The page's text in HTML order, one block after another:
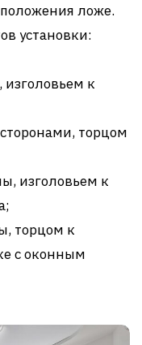
ложе.
установки:
изголовьем к
торцом
изголовьем к
торцом к
с оконным